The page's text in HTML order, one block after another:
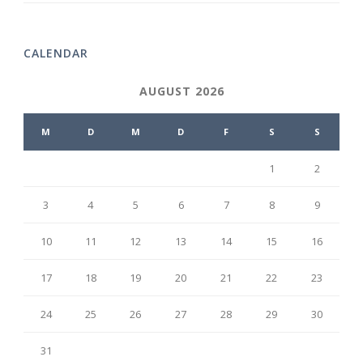
CALENDAR
AUGUST 2026
M D M D F S S
1 2
3 4 5 6 7 8 9
10 11 12 13 14 15 16
17 18 19 20 21 22 23
24 25 26 27 28 29 30
31